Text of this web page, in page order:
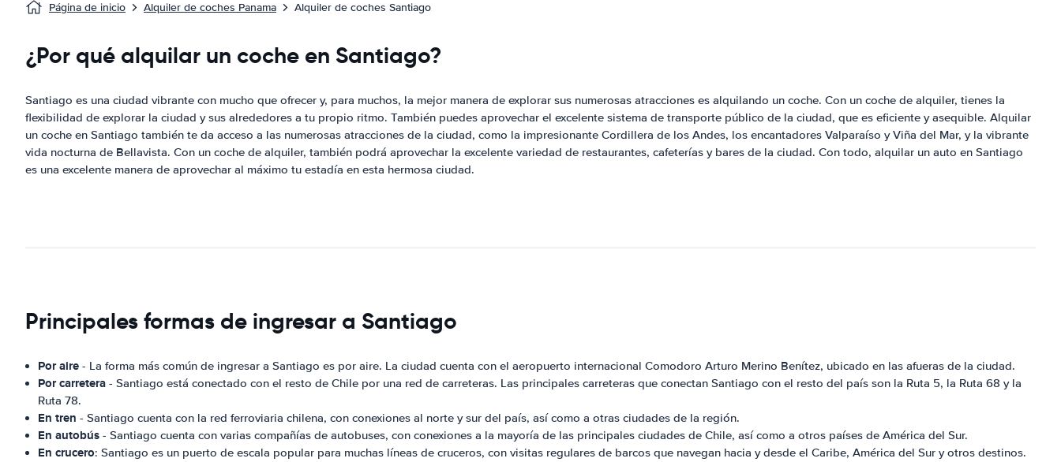
Página de inicio Alquiler de coches Panama Alquiler de coches Santiago
¿Por qué alquilar un coche en Santiago?
Santiago es una ciudad vibrante con mucho que ofrecer y, para muchos, la mejor manera de explorar sus numerosas atracciones es alquilando un coche. Con un coche de alquiler, tienes la
flexibilidad de explorar la ciudad y sus alrededores a tu propio ritmo. También puedes aprovechar el excelente sistema de transporte público de la ciudad, que es eficiente y asequible. Alquilar
un coche en Santiago también te da acceso a las numerosas atracciones de la ciudad, como la impresionante Cordillera de los Andes, los encantadores Valparaíso y Viña del Mar, y la vibrante
vida nocturna de Bellavista. Con un coche de alquiler, también podrá aprovechar la excelente variedad de restaurantes, cafeterías y bares de la ciudad. Con todo, alquilar un auto en Santiago
es una excelente manera de aprovechar al máximo tu estadía en esta hermosa ciudad.
Principales formas de ingresar a Santiago
Por aire - La forma más común de ingresar a Santiago es por aire. La ciudad cuenta con el aeropuerto internacional Comodoro Arturo Merino Benítez, ubicado en las afueras de la ciudad.
Por carretera - Santiago está conectado con el resto de Chile por una red de carreteras. Las principales carreteras que conectan Santiago con el resto del país son la Ruta 5, la Ruta 68 y la
Ruta 78.
En tren - Santiago cuenta con la red ferroviaria chilena, con conexiones al norte y sur del país, así como a otras ciudades de la región.
En autobús - Santiago cuenta con varias compañías de autobuses, con conexiones a la mayoría de las principales ciudades de Chile, así como a otros países de América del Sur.
En crucero: Santiago es un puerto de escala popular para muchas líneas de cruceros, con visitas regulares de barcos que navegan hacia y desde el Caribe, América del Sur y otros destinos.